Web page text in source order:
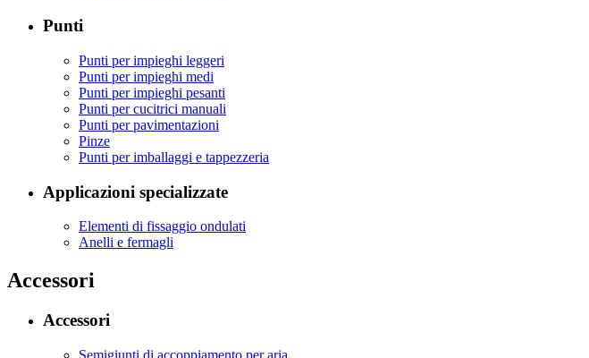
Punti
Punti per impieghi leggeri
Punti per impieghi medi
Punti per impieghi pesanti
Punti per cucitrici manuali
Punti per pavimentazioni
Pinze
Punti per imballaggi e tappezzeria
Applicazioni specializzate
Elementi di fissaggio ondulati
Anelli e fermagli
Accessori
Accessori
Semigiunti di accoppiamento per aria